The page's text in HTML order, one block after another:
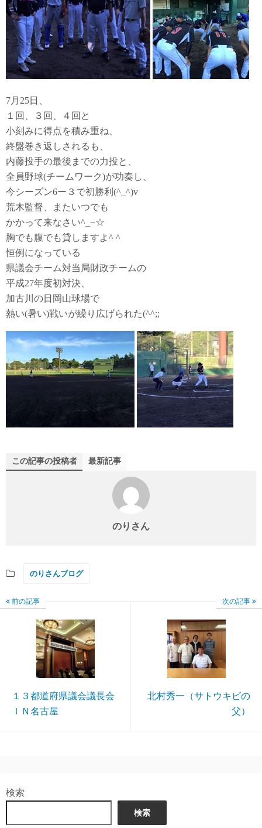
7月25日、
１回、３回、４回と
小刻みに得点を積み重ね、
終盤巻き返しされるも、
内藤投手の最後までの力投と、
全員野球(チームワーク)が功奏し、
今シーズン6ー３で初勝利(^_^)v
荒木監督、またいつでも
かかって来なさい^_−☆
胸でも腹でも貸しますよ^ ^
恒例になっている
県議会チーム対当局財政チームの
平成27年度初対決、
加古川の日岡山球場で
熱い(暑い)戦いが繰り広げられた(^^;;
この記事の投稿者 最新記事
のりさん
のりさんブログ
前の記事
１３都道府県議会議長会
ＩＮ名古屋
次の記事
北村秀一（サトウキビの
父）
検索
検索